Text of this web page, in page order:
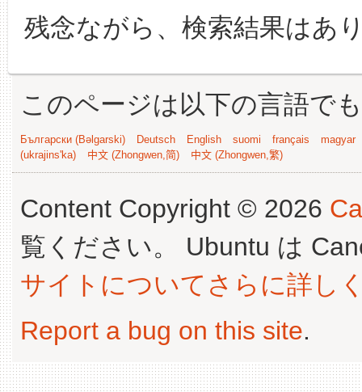
残念ながら、検索結果はあ
このページは以下の言語で
Български (Bəlgarski) Deutsch English suomi français
magyar
(ukrajins'ka)
中文 (Zhongwen,简) 中文 (Zhongwen,繁)
Content Copyright © 2026
覧ください。 Ubuntu は
サイトについてさらに詳し
Report a bug on this site.